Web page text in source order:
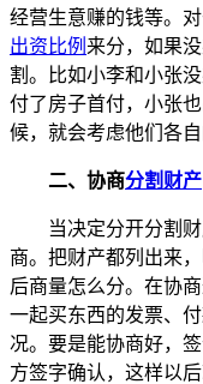
经营生意赚的钱等。
出资比例 来分，如果
割。比如小李和小张
付了房子首付，小张
候，就会考虑他们各
二、协商分割财产
当决定分开分割
商。把财产都列出来
后商量怎么分。在协
一起买东西的发票、
况。要是能协商好，
方签字确认，这样以